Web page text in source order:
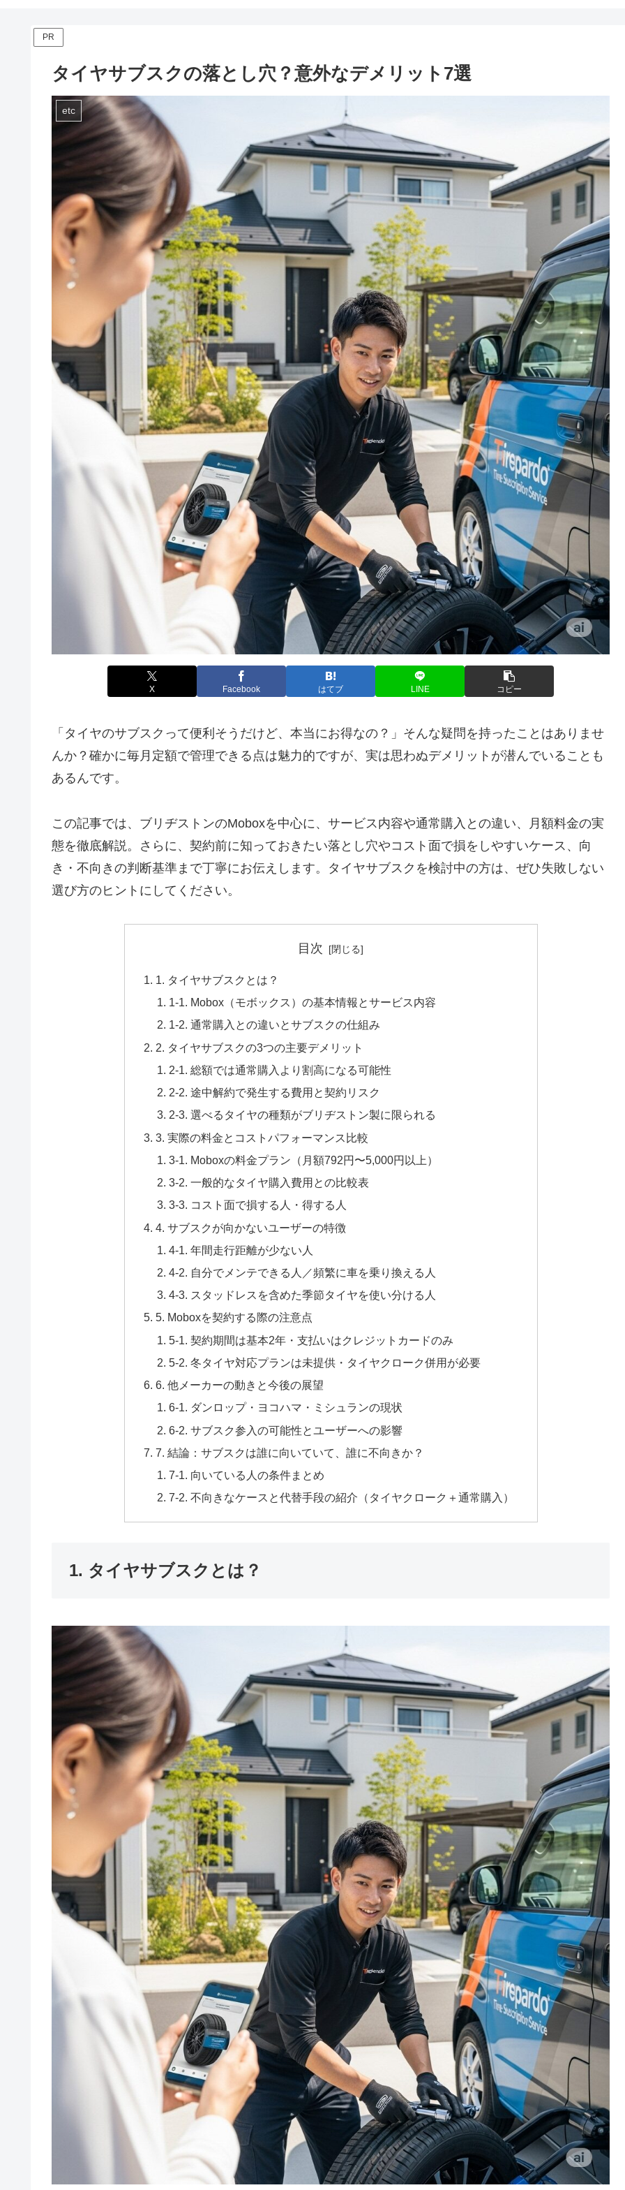
PR
タイヤサブスクの落とし穴？意外なデメリット7選
etc
X Facebook はてブ LINE コピー
「タイヤのサブスクって便利そうだけど、本当にお得なの？」そんな疑問を持ったことはありませ
んか？確かに毎月定額で管理できる点は魅力的ですが、実は思わぬデメリットが潜んでいることも
あるんです。
この記事では、ブリヂストンのMoboxを中心に、サービス内容や通常購入との違い、月額料金の実
態を徹底解説。さらに、契約前に知っておきたい落とし穴やコスト面で損をしやすいケース、向
き・不向きの判断基準まで丁寧にお伝えします。タイヤサブスクを検討中の方は、ぜひ失敗しない
選び方のヒントにしてください。
目次
1. タイヤサブスクとは？
1-1. Mobox（モボックス）の基本情報とサービス内容
1-2. 通常購入との違いとサブスクの仕組み
2. タイヤサブスクの3つの主要デメリット
2-1. 総額では通常購入より割高になる可能性
2-2. 途中解約で発生する費用と契約リスク
2-3. 選べるタイヤの種類がブリヂストン製に限られる
3. 実際の料金とコストパフォーマンス比較
3-1. Moboxの料金プラン（月額792円〜5,000円以上）
3-2. 一般的なタイヤ購入費用との比較表
3-3. コスト面で損する人・得する人
4. サブスクが向かないユーザーの特徴
4-1. 年間走行距離が少ない人
4-2. 自分でメンテできる人／頻繁に車を乗り換える人
4-3. スタッドレスを含めた季節タイヤを使い分ける人
5. Moboxを契約する際の注意点
5-1. 契約期間は基本2年・支払いはクレジットカードのみ
5-2. 冬タイヤ対応プランは未提供・タイヤクローク併用が必要
6. 他メーカーの動きと今後の展望
6-1. ダンロップ・ヨコハマ・ミシュランの現状
6-2. サブスク参入の可能性とユーザーへの影響
7. 結論：サブスクは誰に向いていて、誰に不向きか？
7-1. 向いている人の条件まとめ
7-2. 不向きなケースと代替手段の紹介（タイヤクローク＋通常購入）
1. タイヤサブスクとは？